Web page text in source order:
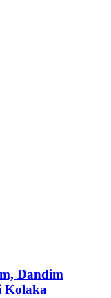
Dandim
Kolaka